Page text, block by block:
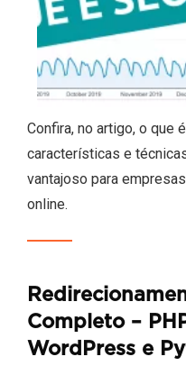
Confira, no artigo, o que
características e
vantajoso para
online.
Completo –
WordPress e